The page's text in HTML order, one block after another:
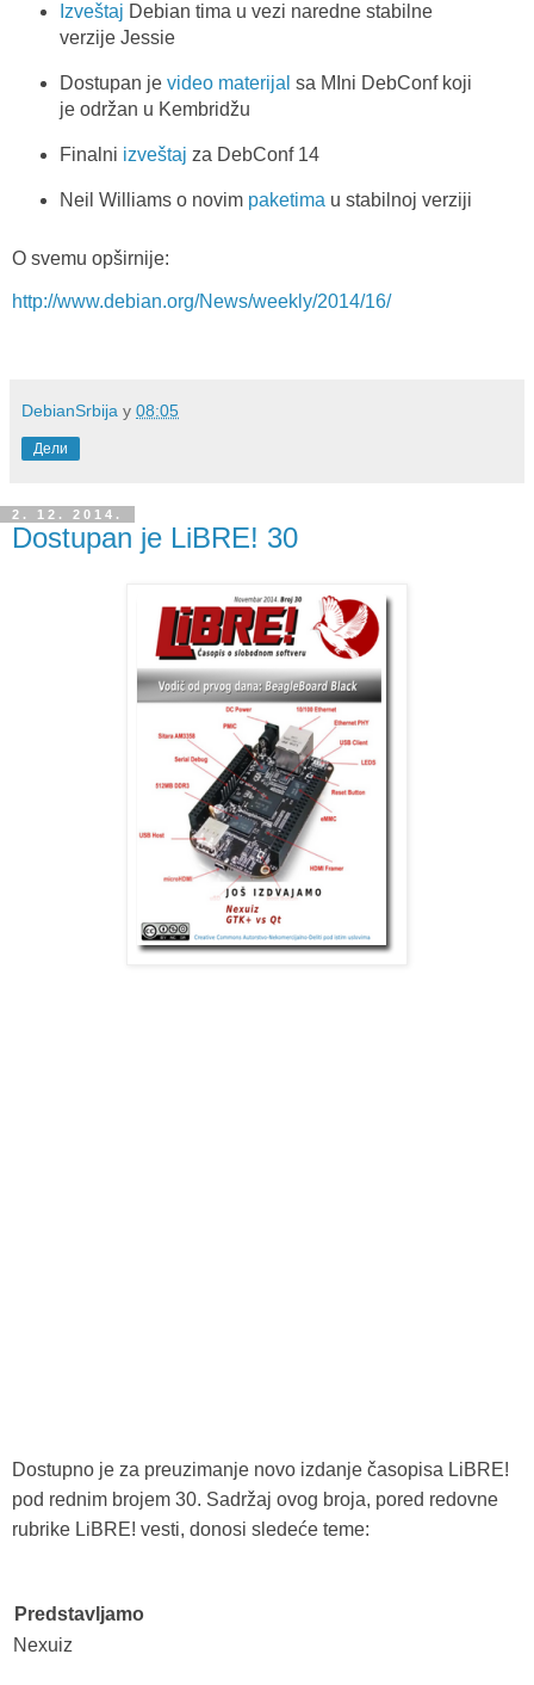
Izveštaj Debian tima u vezi naredne stabilne
verzije Jessie
Dostupan je video materijal sa MIni DebConf koji
je održan u Kembridžu
Finalni izveštaj za DebConf 14
Neil Williams o novim paketima u stabilnoj verziji
O svemu opširnije:
http://www.debian.org/News/weekly/2014/16/
DebianSrbija у 08:05
Дели
2. 12. 2014.
Dostupan je LiBRE! 30
Dostupno je za preuzimanje novo izdanje časopisa LiBRE!
pod rednim brojem 30. Sadržaj ovog broja, pored redovne
rubrike LiBRE! vesti, donosi sledeće teme:
Predstavljamo
Nexuiz